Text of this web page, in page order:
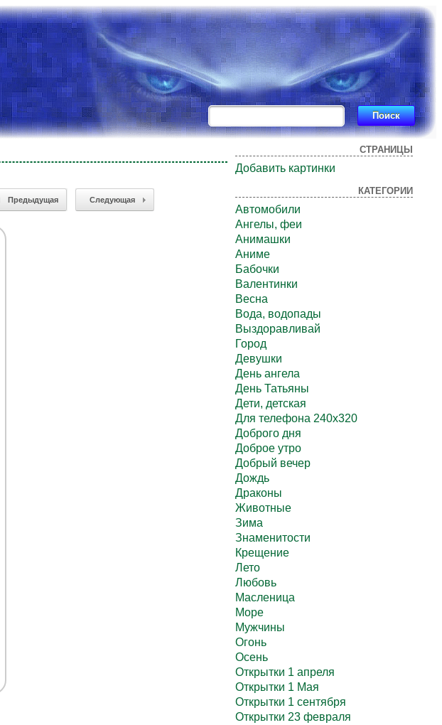
Предыдущая Следующая
СТРАНИЦЫ
Добавить картинки
КАТЕГОРИИ
Автомобили
Ангелы, феи
Анимашки
Аниме
Бабочки
Валентинки
Весна
Вода, водопады
Выздоравливай
Город
Девушки
День ангела
День Татьяны
Дети, детская
Для телефона 240х320
Доброго дня
Доброе утро
Добрый вечер
Дождь
Драконы
Животные
Зима
Знаменитости
Крещение
Лето
Любовь
Масленица
Море
Мужчины
Огонь
Осень
Открытки 1 апреля
Открытки 1 Мая
Открытки 1 сентября
Открытки 23 февраля